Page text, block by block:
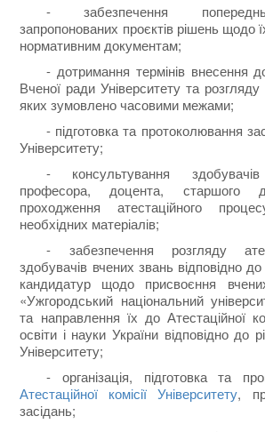
- забезпечення
запропонованих проєктів рішень щодо
нормативним документам;
- дотримання термінів внесення
Вченої ради Університету та
яких зумовлено часовими межами;
- підготовка та протоколювання
Університету;
- консультування
професора, доцента, старшого
проходження атестаційного
необхідних матеріалів;
- забезпечення розгляду
здобувачів вчених звань відповідно
кандидатур щодо присвоєння
«Ужгородський національний
та направлення їх до Атестаційної
освіти і науки України відповідно до
Університету;
- організація, підготовка та
Атестаційної комісії Університету,
засідань;